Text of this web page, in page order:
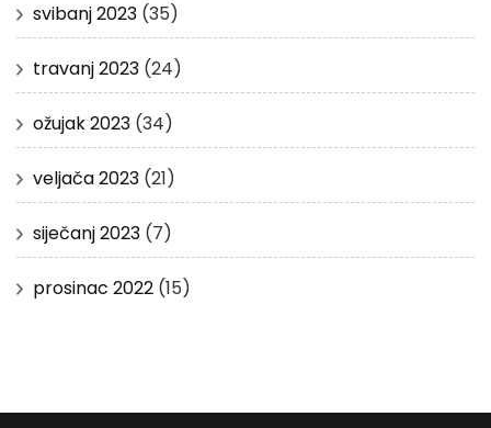
svibanj 2023 (35)
travanj 2023 (24)
ožujak 2023 (34)
veljača 2023 (21)
siječanj 2023 (7)
prosinac 2022 (15)